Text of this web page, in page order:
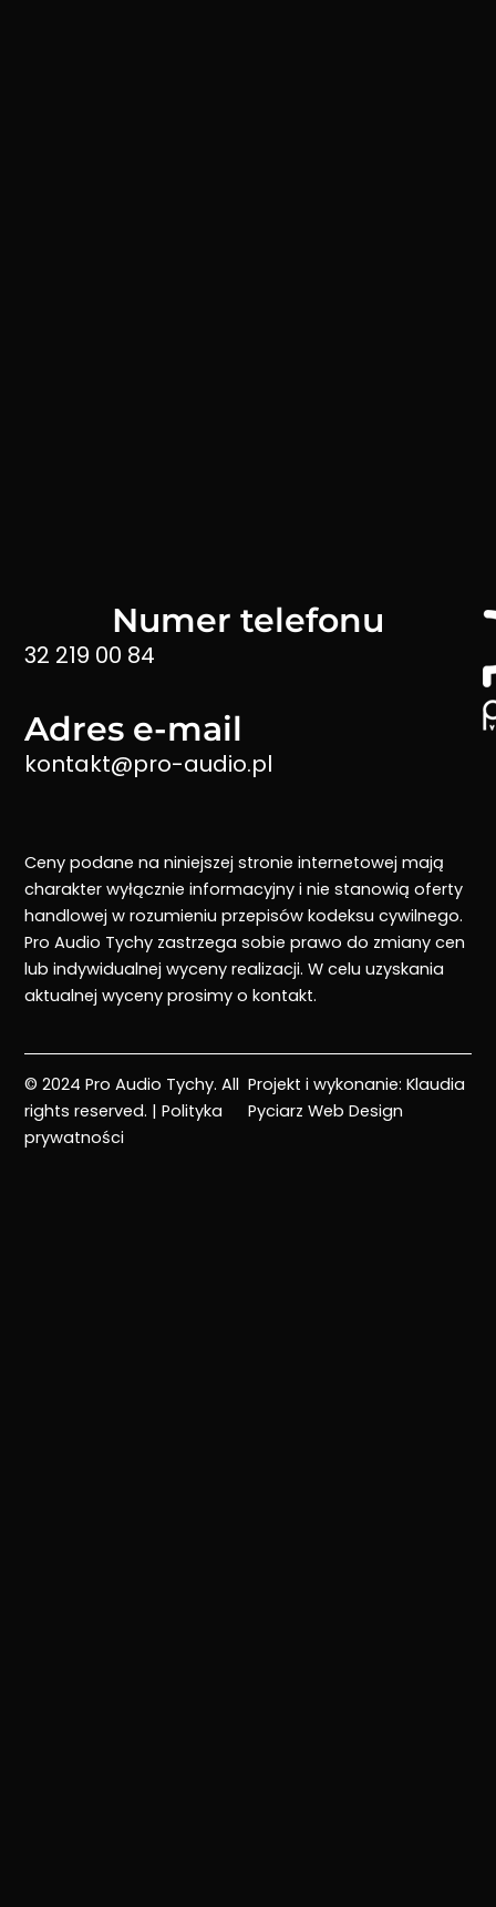
Numer telefonu
32 219 00 84
Adres e-mail
kontakt@pro-audio.pl
Ceny podane na niniejszej stronie internetowej mają
charakter wyłącznie informacyjny i nie stanowią oferty
handlowej w rozumieniu przepisów kodeksu cywilnego.
Pro Audio Tychy zastrzega sobie prawo do zmiany cen
lub indywidualnej wyceny realizacji. W celu uzyskania
aktualnej wyceny prosimy o kontakt.
© 2024 Pro Audio Tychy. All
rights reserved. |Polityka
prywatności
Projekt i wykonanie: Klaudia
Pyciarz Web Design